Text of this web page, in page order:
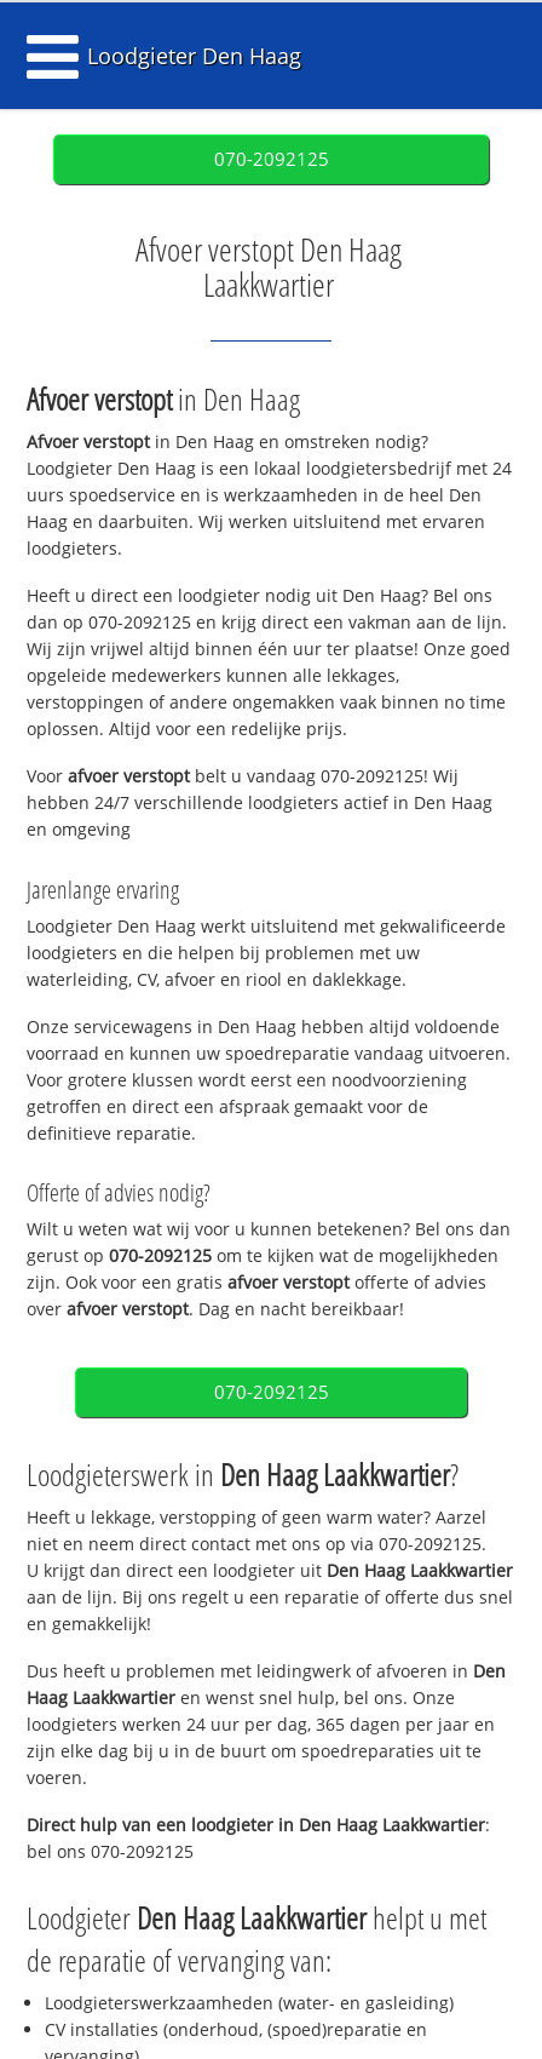
Loodgieter Den Haag
070-2092125
Afvoer verstopt Den Haag
Laakkwartier
Afvoer verstoptin Den Haag
Afvoer verstoptin Den Haag en omstreken nodig?
Loodgieter Den Haag is een lokaal loodgietersbedrijf met 24
uurs spoedservice en is werkzaamheden in de heel Den
Haag en daarbuiten. Wij werken uitsluitend met ervaren
loodgieters.
Heeft u direct een loodgieter nodig uit Den Haag? Bel ons
dan op 070-2092125 en krijg direct een vakman aan de lijn.
Wij zijn vrijwel altijd binnen één uur ter plaatse! Onze goed
opgeleide medewerkers kunnen alle lekkages,
verstoppingen of andere ongemakken vaak binnen no time
oplossen. Altijd voor een redelijke prijs.
Voorafvoer verstoptbelt u vandaag 070-2092125! Wij
hebben 24/7 verschillende loodgieters actief in Den Haag
en omgeving
Jarenlange ervaring
Loodgieter Den Haag werkt uitsluitend met gekwalificeerde
loodgieters en die helpen bij problemen met uw
waterleiding, CV, afvoer en riool en daklekkage.
Onze servicewagens in Den Haag hebben altijd voldoende
voorraad en kunnen uw spoedreparatie vandaag uitvoeren.
Voor grotere klussen wordt eerst een noodvoorziening
getroffen en direct een afspraak gemaakt voor de
definitieve reparatie.
Offerte of advies nodig?
Wilt u weten wat wij voor u kunnen betekenen? Bel ons dan
gerust op070-2092125 om te kijken wat de mogelijkheden
zijn. Ook voor een gratisafvoer verstoptofferte of advies
overafvoer verstopt. Dag en nacht bereikbaar!
070-2092125
Loodgieterswerk in Den Haag Laakkwartier?
Heeft u lekkage, verstopping of geen warm water? Aarzel
niet en neem direct contact met ons op via 070-2092125.
U krijgt dan direct een loodgieter uit Den Haag Laakkwartier
aan de lijn. Bij ons regelt u een reparatie of offerte dus snel
en gemakkelijk!
Dus heeft u problemen met leidingwerk of afvoeren in Den
Haag Laakkwartier en wenst snel hulp, bel ons. Onze
loodgieters werken 24 uur per dag, 365 dagen per jaar en
zijn elke dag bij u in de buurt om spoedreparaties uit te
voeren.
Direct hulp van een loodgieter in Den Haag Laakkwartier:
bel ons 070-2092125
Loodgieter Den Haag Laakkwartierhelpt u met
de reparatie of vervanging van:
Loodgieterswerkzaamheden (water- en gasleiding)
CV installaties (onderhoud, (spoed)reparatie en